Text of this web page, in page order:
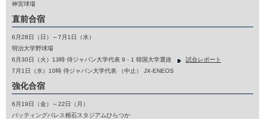
神宮球場
直前合宿
6月28日（日）～7月1日（水）
明治大学野球場
6月30日（火）13時 侍ジャパン大学代表 9 - 1 韓国大学選抜
試合レポート
7月1日（水）10時 侍ジャパン大学代表 （中止） JX-ENEOS
強化合宿
6月19日（金）～22日（月）
バッティングパレス相石スタジアムひらつか